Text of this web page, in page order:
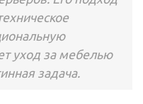
уход за мебелью
задача.